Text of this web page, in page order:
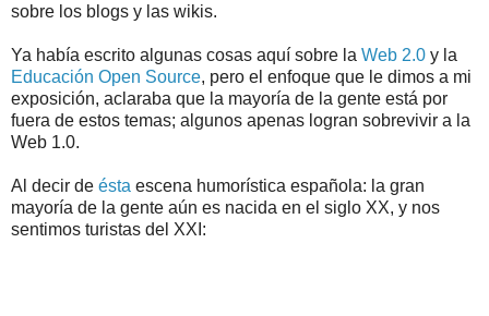
sobre los blogs y las wikis.
Ya había escrito algunas cosas aquí sobre la Web 2.0 y la
Educación Open Source, pero el enfoque que le dimos a mi
exposición, aclaraba que la mayoría de la gente está por
fuera de estos temas; algunos apenas logran sobrevivir a la
Web 1.0.
Al decir de ésta escena humorística española: la gran
mayoría de la gente aún es nacida en el siglo XX, y nos
sentimos turistas del XXI: